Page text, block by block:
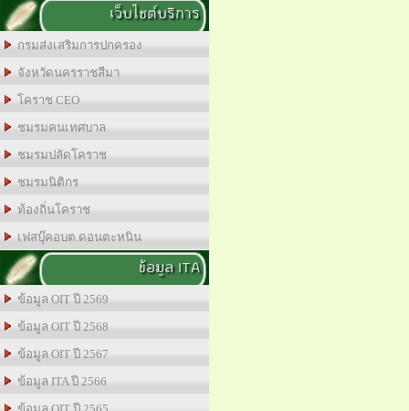
เว็บไซต์บริการ
กรมส่งเสริมการปกครอง
จังหวัดนครราชสีมา
โคราช CEO
ชมรมคนเทศบาล
ชมรมปลัดโคราช
ชมรมนิติกร
ท้องถิ่นโคราช
เฟสบุ๊คอบต.ดอนตะหนิน
ข้อมูล ITA
ข้อมูล OIT ปี 2569
ข้อมูล OIT ปี 2568
ข้อมูล OIT ปี 2567
ข้อมูล ITA ปี 2566